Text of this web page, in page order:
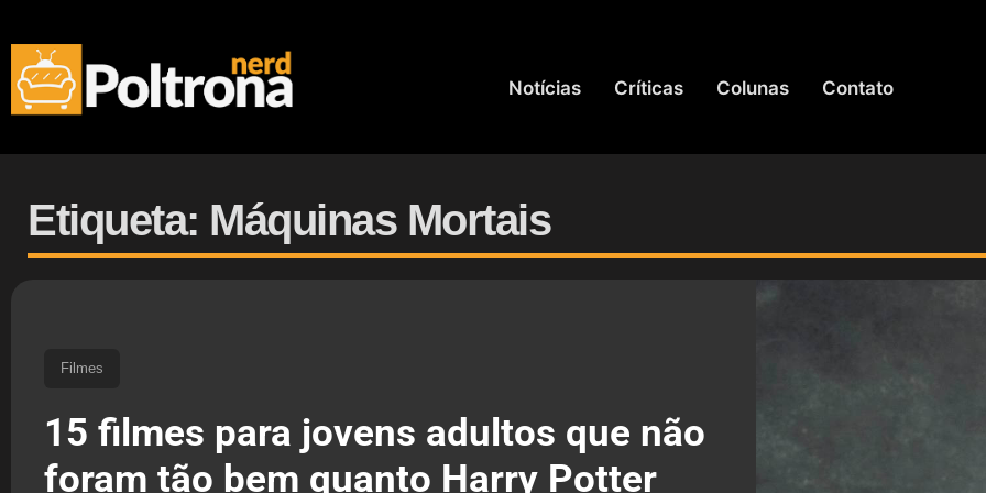
Notícias Críticas Colunas Contato
Etiqueta: Máquinas Mortais
Filmes
15 filmes para jovens adultos que não
foram tão bem quanto Harry Potter